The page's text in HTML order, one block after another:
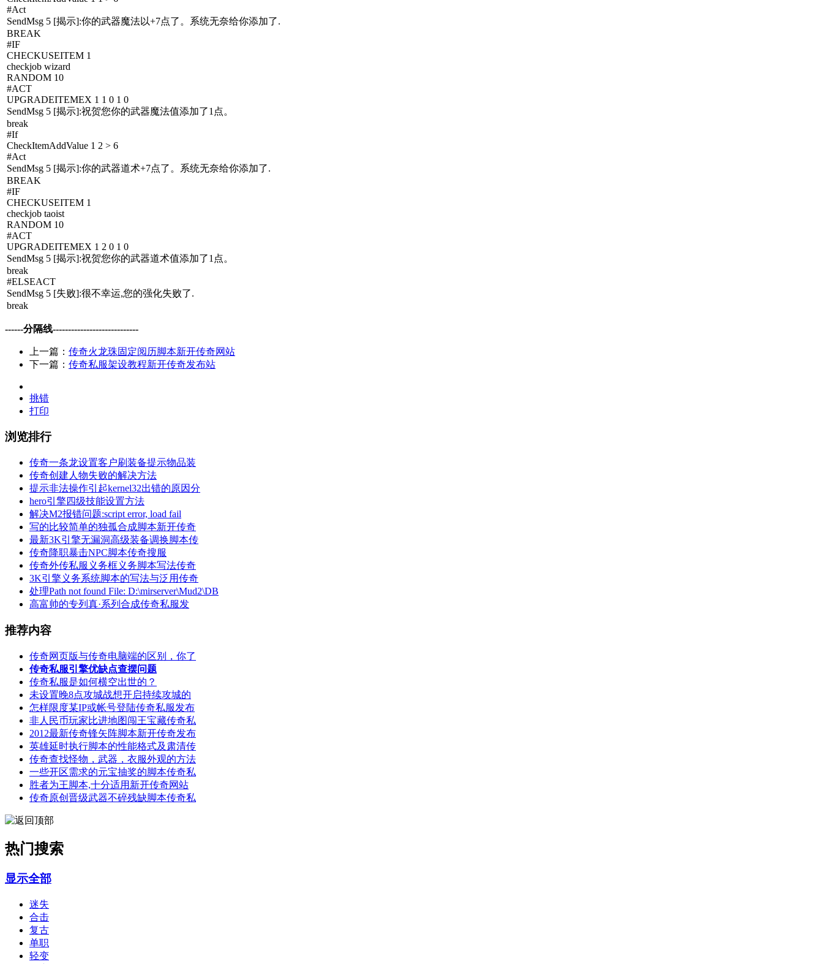
#Act
SendMsg 5 [揭示]:你的武器魔法以+7点了。系统无奈给你添加了.
BREAK
#IF
CHECKUSEITEM 1
checkjob wizard
RANDOM 10
#ACT
UPGRADEITEMEX 1 1 0 1 0
SendMsg 5 [揭示]:祝贺您你的武器魔法值添加了1点。
break
#If
CheckItemAddValue 1 2 > 6
#Act
SendMsg 5 [揭示]:你的武器道术+7点了。系统无奈给你添加了.
BREAK
#IF
CHECKUSEITEM 1
checkjob taoist
RANDOM 10
#ACT
UPGRADEITEMEX 1 2 0 1 0
SendMsg 5 [揭示]:祝贺您你的武器道术值添加了1点。
break
#ELSEACT
SendMsg 5 [失败]:很不幸运,您的强化失败了.
break
------分隔线----------------------------
上一篇： 传奇火龙珠固定阅历脚本新开传奇网站
下一篇： 传奇私服架设教程新开传奇发布站
挑错
打印
浏览排行
传奇一条龙设置客户刷装备提示物品装
传奇创建人物失败的解决方法
提示非法操作引起kernel32出错的原因分
hero引擎四级技能设置方法
解决M2报错问题:script error, load fail
写的比较简单的独孤合成脚本新开传奇
最新3K引擎无漏洞高级装备调换脚本传
传奇降职暴击NPC脚本传奇搜服
传奇外传私服义务框义务脚本写法传奇
3K引擎义务系统脚本的写法与泛用传奇
处理Path not found File: D:\mirserver\Mud2\DB
高富帅的专列真·系列合成传奇私服发
推荐内容
传奇网页版与传奇电脑端的区别，你了
传奇私服引擎优缺点查摆问题
传奇私服是如何横空出世的？
未设置晚8点攻城战想开启持续攻城的
怎样限度某IP或帐号登陆传奇私服发布
非人民币玩家比进地图闯王宝藏传奇私
2012最新传奇锋矢阵脚本新开传奇发布
英雄延时执行脚本的性能格式及肃清传
传奇查找怪物，武器，衣服外观的方法
一些开区需求的元宝抽奖的脚本传奇私
胜者为王脚本,十分适用新开传奇网站
传奇原创晋级武器不碎残缺脚本传奇私
热门搜索
显示全部
迷失
合击
复古
单职
轻变